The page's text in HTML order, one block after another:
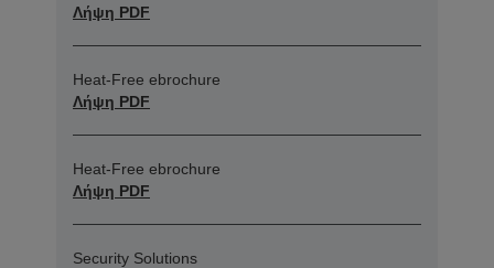
Λήψη PDF
Heat-Free ebrochure
Λήψη PDF
Heat-Free ebrochure
Λήψη PDF
Security Solutions